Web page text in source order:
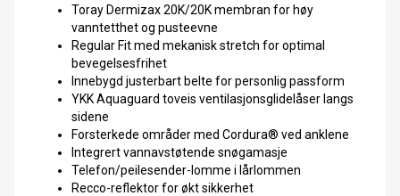
Toray Dermizax 20K/20K membran for høy
vanntetthet og pusteevne
Regular Fit med mekanisk stretch for optimal
bevegelsesfrihet
Innebygd justerbart belte for personlig passform
YKK Aquaguard toveis ventilasjonsglidelåser langs
sidene
Forsterkede områder med Cordura® ved anklene
Integrert vannavstøtende snøgamasje
Telefon/peilesender-lomme i lårlommen
Recco-reflektor for økt sikkerhet